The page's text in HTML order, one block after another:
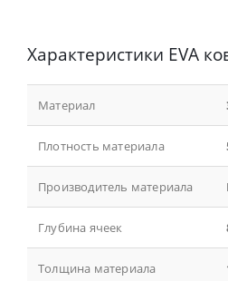
Характеристики EVA
Материал
Плотность материала
Производитель материала
Глубина ячеек
Толщина материала